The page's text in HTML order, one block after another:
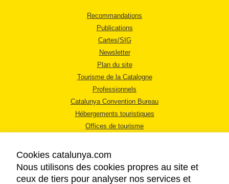
Recommandations
Publications
Cartes/SIG
Newsletter
Plan du site
Tourisme de la Catalogne
Professionnels
Catalunya Convention Bureau
Hébergements touristiques
Offices de tourisme
Cookies catalunya.com
Nous utilisons des cookies propres au site et
ceux de tiers pour analyser nos services et